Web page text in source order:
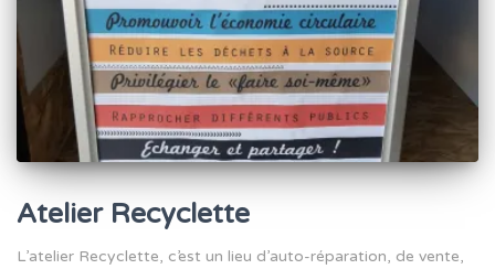
Atelier Recyclette
L’atelier Recyclette, c’est un lieu d’auto-réparation, de vente,